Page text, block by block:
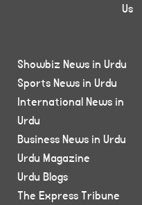
Us
Showbiz News in Urdu
Sports News in Urdu
International News in
Urdu
Business News in Urdu
Urdu Magazine
Urdu Blogs
The Express Tribune